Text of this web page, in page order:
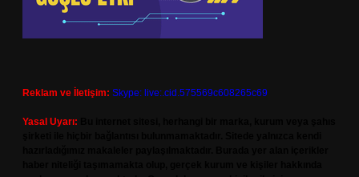
Reklam ve İletişim: Skype: live:.cid.575569c608265c69
Yasal Uyarı: